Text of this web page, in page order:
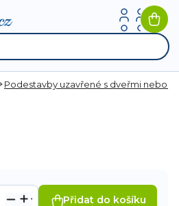
Podestavby uzavřené s dveřmi nebo
Přidat do košíku